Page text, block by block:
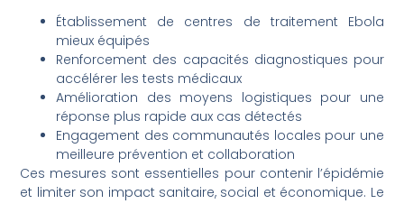
Établissement de centres de traitement Ebola
mieux équipés
Renforcement des capacités diagnostiques pour
accélérer les tests médicaux
Amélioration des moyens logistiques pour une
réponse plus rapide aux cas détectés
Engagement des communautés locales pour une
meilleure prévention et collaboration
Ces mesures sont essentielles pour contenir l’épidémie
et limiter son impact sanitaire, social et économique. Le